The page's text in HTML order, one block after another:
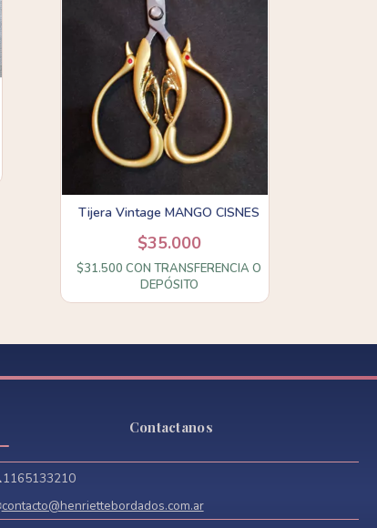
Tijera Vintage MANGO CISNES
$35.000
$31.500CON TRANSFERENCIA O
DEPÓSITO
Contactanos
1165133210
contacto@henriettebordados.com.ar